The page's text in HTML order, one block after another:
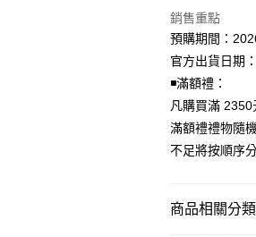
LINE Pay
Apple Pay
街口支付
悠遊付
【關於「AFTEE
AFTEE先享後
ATM付款
銷售重點
預購期間：
官方出貨日期
◾️滿額禮：
凡購買滿
滿額禮禮物隨
不足將按順序
商品相關分